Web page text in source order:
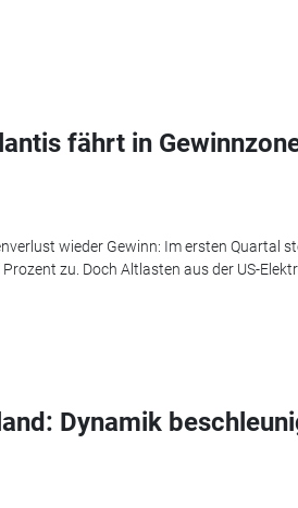
fährt in
wieder Gewinn: Im ersten Quartal
zu. Doch Altlasten aus der US-
Dynamik